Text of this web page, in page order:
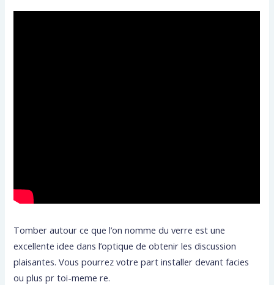
Tomber autour ce que l’on nomme du verre est une
excellente idee dans l’optique de obtenir les discussion
plaisantes. Vous pourrez votre part installer devant facies
ou plus pr toi-meme re.